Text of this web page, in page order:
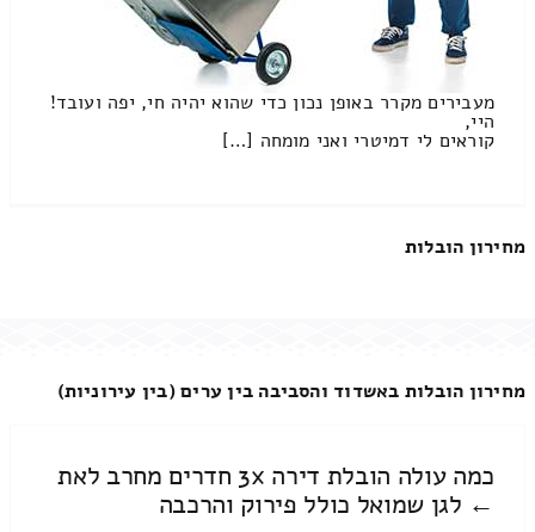
מעבירים מקרר באופן נכון כדי שהוא יהיה חי, יפה ועובד!
היי,
קוראים לי דמיטרי ואני מומחה […]
מחירון הובלות
מחירון הובלות באשדוד והסביבה בין ערים (בין עירוניות)
כמה עולה הובלת דירה 3x חדרים מחרב לאת
← לגן שמואל כולל פירוק והרכבה